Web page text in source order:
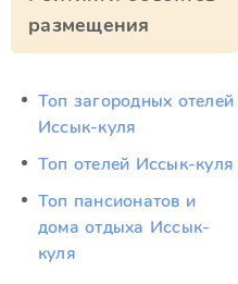
размещения
Топ загородных отелей
Иссык-куля
Топ отелей Иссык-куля
Топ пансионатов и
дома отдыха Иссык-
куля